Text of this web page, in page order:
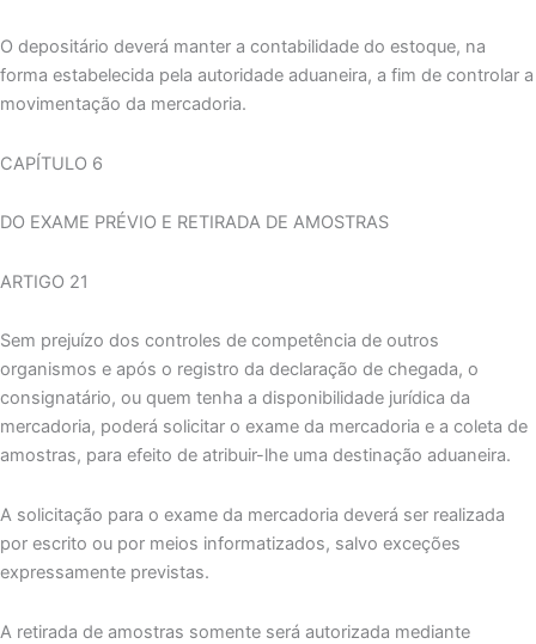
O depositário deverá manter a contabilidade do estoque, na
forma estabelecida pela autoridade aduaneira, a fim de controlar a
movimentação da mercadoria.
CAPÍTULO 6
DO EXAME PRÉVIO E RETIRADA DE AMOSTRAS
ARTIGO 21
Sem prejuízo dos controles de competência de outros
organismos e após o registro da declaração de chegada, o
consignatário, ou quem tenha a disponibilidade jurídica da
mercadoria, poderá solicitar o exame da mercadoria e a coleta de
amostras, para efeito de atribuir-lhe uma destinação aduaneira.
A solicitação para o exame da mercadoria deverá ser realizada
por escrito ou por meios informatizados, salvo exceções
expressamente previstas.
A retirada de amostras somente será autorizada mediante